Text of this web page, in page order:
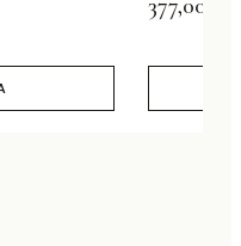
377,00 zł